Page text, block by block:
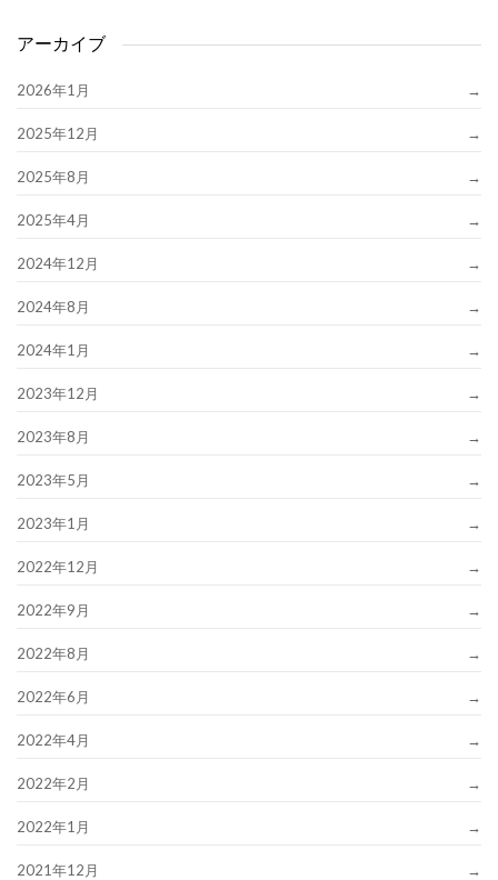
アーカイブ
2026年1月
2025年12月
2025年8月
2025年4月
2024年12月
2024年8月
2024年1月
2023年12月
2023年8月
2023年5月
2023年1月
2022年12月
2022年9月
2022年8月
2022年6月
2022年4月
2022年2月
2022年1月
2021年12月